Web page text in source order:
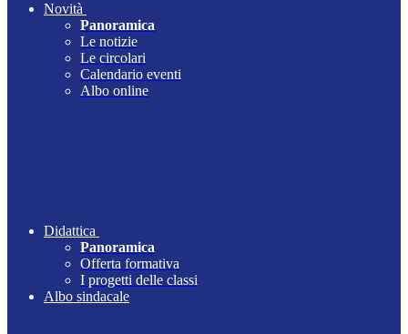
Novità
Panoramica
Le notizie
Le circolari
Calendario eventi
Albo online
Didattica
Panoramica
Offerta formativa
I progetti delle classi
Albo sindacale